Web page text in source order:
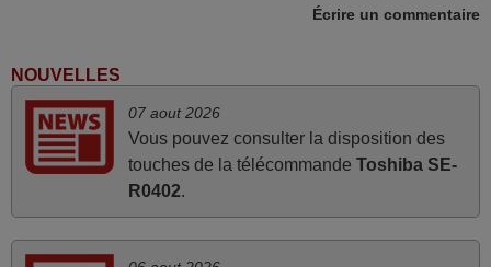
promesse. Le document permet de connaître facilement
fournies.
FRANCE
avril 2026
Ravie de voir que ma commande effectuée a 13h30est
Écrire un commentaire
NOUVELLES
07 aout 2026
Vous pouvez consulter la disposition des
touches de la télécommande Toshiba SE-
R0402.